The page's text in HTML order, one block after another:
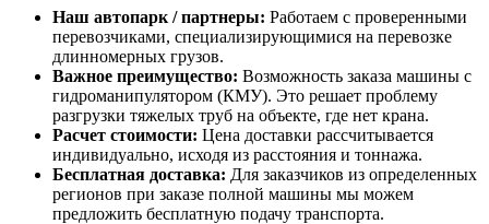
Наш автопарк / партнеры: Работаем с проверенными
перевозчиками, специализирующимися на перевозке
длинномерных грузов.
Важное преимущество: Возможность заказа машины с
гидроманипулятором (КМУ). Это решает проблему
разгрузки тяжелых труб на объекте, где нет крана.
Расчет стоимости: Цена доставки рассчитывается
индивидуально, исходя из расстояния и тоннажа.
Бесплатная доставка: Для заказчиков из определенных
регионов при заказе полной машины мы можем
предложить бесплатную подачу транспорта.